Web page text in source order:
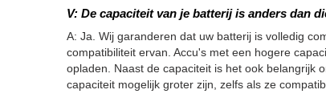
V: De capaciteit van je batterij is anders dan
A: Ja. Wij garanderen dat uw batterij is volledig
compatibiliteit ervan. Accu's met een hogere
opladen. Naast de capaciteit is het ook belangrijk
capaciteit mogelijk groter zijn, zelfs als ze